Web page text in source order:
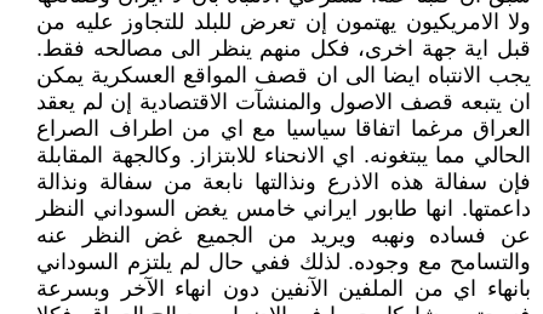
ولا الامريكيون يهتمون إن تعرض للبلد للتجاوز عليه من
قبل اية جهة اخرى، فكل منهم ينظر الى مصالحه فقط.
يجب الانتباه ايضا الى ان قصف المواقع العسكرية يمكن
ان يتبعه قصف الاصول والمنشآت الاقتصادية إن لم يعقد
العراق مرغما اتفاقا سياسيا مع اي من اطراف الصراع
الحالي مما يبتغونه. اي الانحناء للابتزاز. وكالجهة المقابلة
فإن سفالة هذه الاذرع ونذالتها نابعة من سفالة ونذالة
داعمتها. انها طابور ايراني خامس يغض السوداني النظر
عن فساده ونهبه ويريد من الجميع غض النظر عنه
والتسامح مع وجوده. لذلك ففي حال لم يلتزم السوداني
بانهاء اي من الملفين الآنفين دون انهاء الآخر وبسرعة